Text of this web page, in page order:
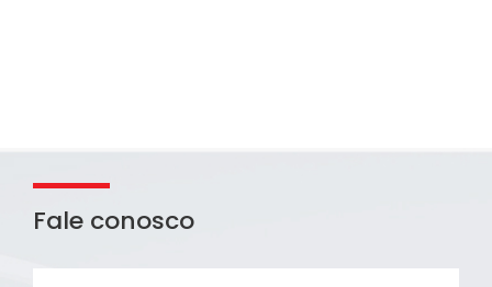
Fale conosco